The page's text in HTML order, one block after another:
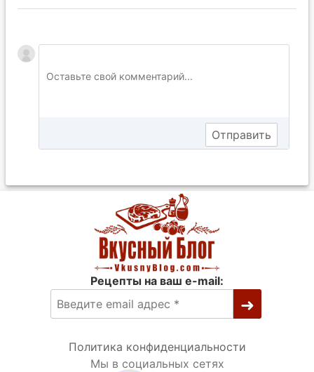
Рецепты на ваш e-mail:
Политика конфиденциальности
Мы в социальных сетях